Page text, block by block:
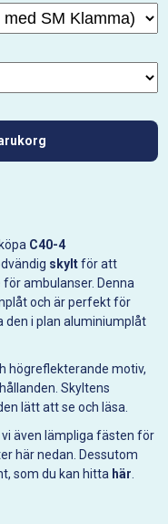
C40-4
skyltför att
ambulanser. Denna
och är perfekt för
den i plan aluminiumplåt
högreflekterande motiv,
Skyltens
lätt att se och läsa.
även lämpliga fästen för
här nedan. Dessutom
som du kan hitta här